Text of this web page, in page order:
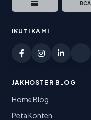
BCA
IKUTI KAMI
JAKHOSTER BLOG
Home Blog
Peta Konten